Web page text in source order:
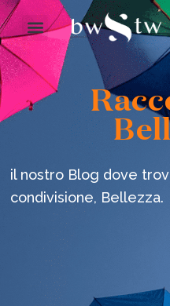
il nostro Blog dove
condivisione, Bellezza.